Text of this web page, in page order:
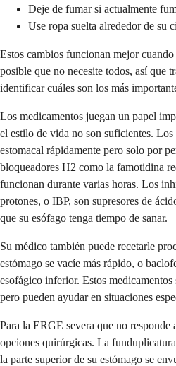
Deje de fumar si actualmente
Use ropa suelta alrededor de su
Estos cambios funcionan mejor
posible que no necesite todos, así que
identificar cuáles son los más
Los medicamentos juegan un papel
el estilo de vida no son suficientes.
estomacal rápidamente pero solo por
bloqueadores H2 como la famotidina
funcionan durante varias horas. Los
protones, o IBP, son supresores de
que su esófago tenga tiempo de sanar.
Su médico también puede recetarle
estómago se vacíe más rápido, o
esofágico inferior. Estos medicamentos
pero pueden ayudar en situaciones
Para la ERGE severa que no responde
opciones quirúrgicas. La
la parte superior de su estómago se